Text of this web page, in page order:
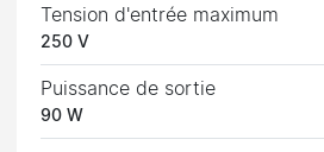
Tension d'entrée maximum
250 V
Puissance de sortie
90 W